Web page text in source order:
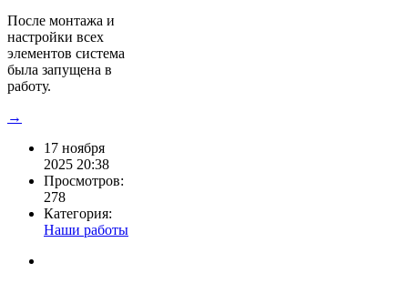
После монтажа и
настройки всех
элементов система
была запущена в
работу.
→
17 ноября
2025 20:38
Просмотров:
278
Категория:
Наши работы